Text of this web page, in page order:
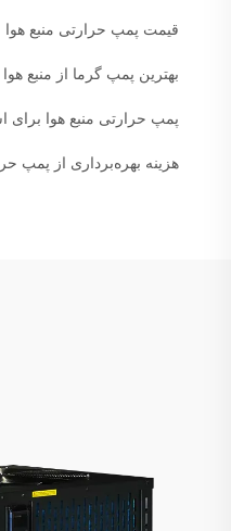
قیمت پمپ حرارتی منبع هوا
بهترین پمپ گرما از منبع هوا
پمپ حرارتی منبع هوا برای
هزینه بهره‌برداری از پمپ